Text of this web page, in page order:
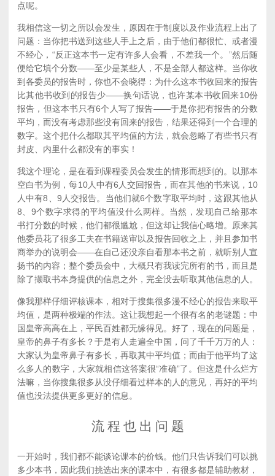
点呢。
我相信这一切之所以会发生，原因在于制度以及作业流程上出了
问题：当你把书送到这些人手上之后，由于他们都很忙、或者漫
不经心，“反正这本书一定有许多人会看，不差我一个。”然后随
便给它填个分数——至少是某些人，不是全部人都这样。当你收
到各委员的报告时，你也不会晓得：为什么这本书收回来的报告
比其他书收到的报告少——换句话说，也许某本书收回来10份
报告，但这本书只有6个人写了报告——于是你把有报告的分数
平均，而没有考虑那些没有回来的报告，结果还得到一个合理的
数字。这个把什么都取其平均值的方法，就会忽略了有些书只有
封皮、内里什么都没有的事实！
我这个理论，是在看到课程委员会发生的情形而想到的。以那本
空白书为例，每10人中有6人交回报告，而在其他的书来说，10
人中有8、9人交报告。当他们就6个数字取平均时，这跟其他从
8、9个数字求得的平均值没什么两样。当然，发现自己给那本
书打分数的时候，他们都很尴尬，但这却让我信心略增。原来其
他委员花了很多工夫在书籍送审以及报告回收之上，并且参加书
商举办的说明会——在自己还没亲自看那本书之前，就听别人宣
扬书的内容；整个委员会中，大概只有我读完所有的书，而且是
除了撷取书本身提供的信息之外，完全没去听取其他信息的人。
像我那样仔细评核课本，相对于搜集很多漫不经心的报告来取平
均值，是两种极端的作法。这让我想起一个很有名的老谜题：中
国皇帝高高在上，平民百姓都无缘得见。好了，现在的问题是，
皇帝的鼻子有多长？于是有人走遍全中国，问了千千万万的人：
大家认为皇帝鼻子有多长，再取其中平均值；而由于他平均了这
么多人的数字，大家就相信这答案很“准确”了。但这是什么烂方
法嘛，当你搜集很多从没仔细看过样本的人的意见，再好的平均
值也没法提供更多更好的信息。
流 程 也 出 问 题
一开始时，我们都不能谈论课本的价钱。他们只告诉我们可以挑
多少本书，因此我们挑选出来的课本中，有很多都是辅助教材，